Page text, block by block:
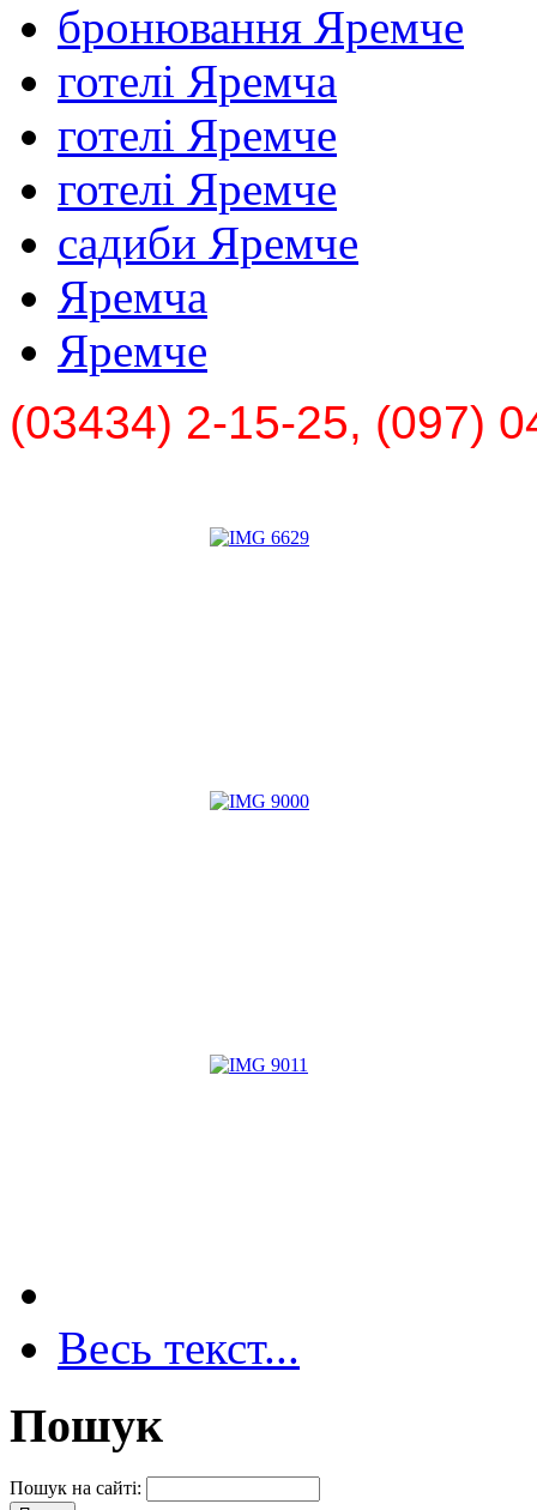
бронювання Яремче
готелі Яремча
готелі Яремче
готелі Яремче
садиби Яремче
Яремча
Яремче
(03434) 2-15-25, (097)
Весь текст...
Пошук
Пошук на сайті: